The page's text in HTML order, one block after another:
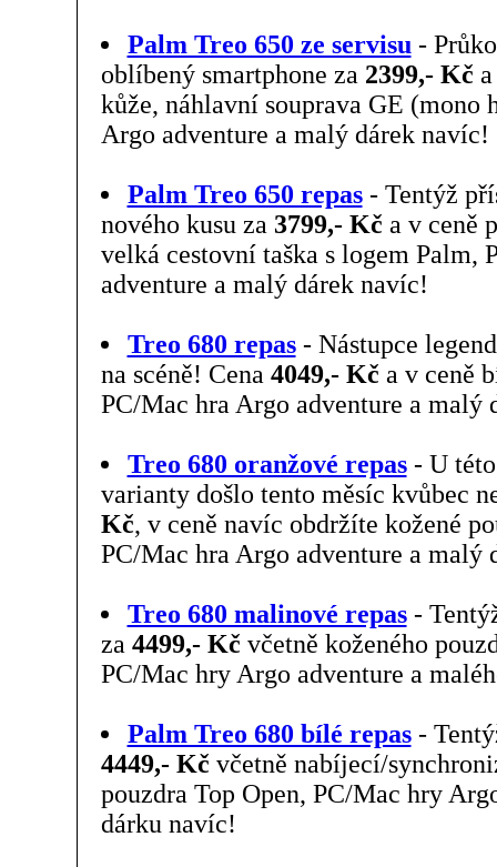
Palm Treo 650 ze servisu -
oblíbený smartphone za 2399,- Kč
kůže, náhlavní souprava GE (mono
Argo adventure a malý dárek navíc!
Palm Treo 650 repas- Tentýž
nového kusu za 3799,- Kč a v ceně
velká cestovní taška s logem Palm,
adventure a malý dárek navíc!
Treo 680 repas- Nástupce
na scéně! Cena 4049,- Kč a v ceně
PC/Mac hra Argo adventure a malý
Treo 680 oranžové repas- U této
varianty došlo tento měsíc kvůbec
Kč, v ceně navíc obdržíte kožené
PC/Mac hra Argo adventure a malý
Treo 680 malinové repas-
za 4499,- Kč včetně koženého
PC/Mac hry Argo adventure a
Palm Treo 680 bílé repas-
4449,- Kč včetně nabíjecí/
pouzdra Top Open, PC/Mac hry
dárku navíc!